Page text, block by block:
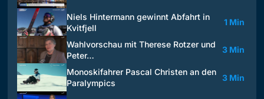
Niels Hintermann gewinnt Abfahrt in
Kvitfjell
1 Min
Wahlvorschau mit Therese Rotzer und
Peter…
3 Min
Monoskifahrer Pascal Christen an den
Paralympics
3 Min